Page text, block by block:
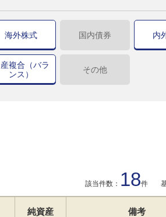
海外株式 国内債券 内
複合（バラ
ンス）
その他
該当件数： 18件
純資産
備考